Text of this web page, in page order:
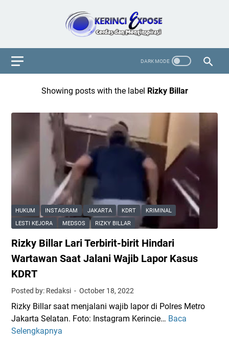
Showing posts with the label Rizky Billar
HUKUM INSTAGRAM JAKARTA KDRT
KRIMINAL
LESTI KEJORA
MEDSOS RIZKY BILLAR
Rizky Billar Lari Terbirit-birit Hindari
Wartawan Saat Jalani Wajib Lapor Kasus
KDRT
Posted by: Redaksi October 18, 2022
Rizky Billar saat menjalani wajib lapor di Polres Metro
Jakarta Selatan. Foto: Instagram Kerincie… Baca
Selengkapnya
R